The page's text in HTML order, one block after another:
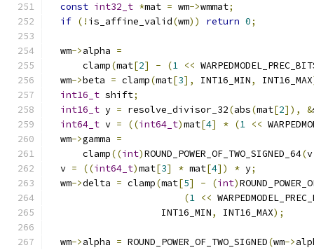
const int32_t *mat = wm->wmmat;
if (! is_affine_valid(wm)) return 0;
  wm
->alpha =
      clamp
(mat[2] - (1 <<
  wm
->beta = clamp(mat[3], INT16_MIN, INT16_MAX
int16_t shift;
int16_t y = resolve_divisor_32(abs(mat[2]), &
int64_t v = ((int64_t)mat[4] * (1 <<
  wm
->gamma =
      clamp
((int)ROUND_POWER_OF_TWO_SIGNED_64(v
  v
= ((int64_t)mat[3] * mat[4]) * y;
  wm
->delta = clamp(mat[5] - (int)
(1 <<
                    INT16_MIN
, INT16_MAX);
  wm
->alpha = ROUND_POWER_OF_TWO_SIGNED(wm->